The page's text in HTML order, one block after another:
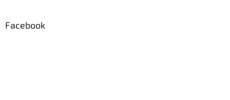
Facebook